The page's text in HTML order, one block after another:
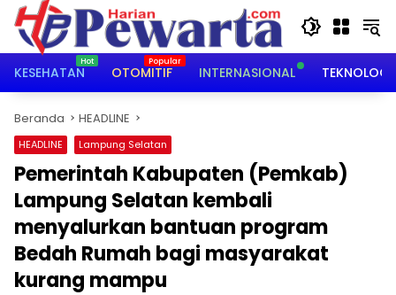
Langsung
konten
KESEHATAN
OTOMITIF INTERNASIONAL TEKNOLOGI
Beranda HEADLINE
HEADLINE Lampung Selatan
Pemerintah Kabupaten (Pemkab)
Lampung Selatan kembali
menyalurkan bantuan program
Bedah Rumah bagi masyarakat
kurang mampu